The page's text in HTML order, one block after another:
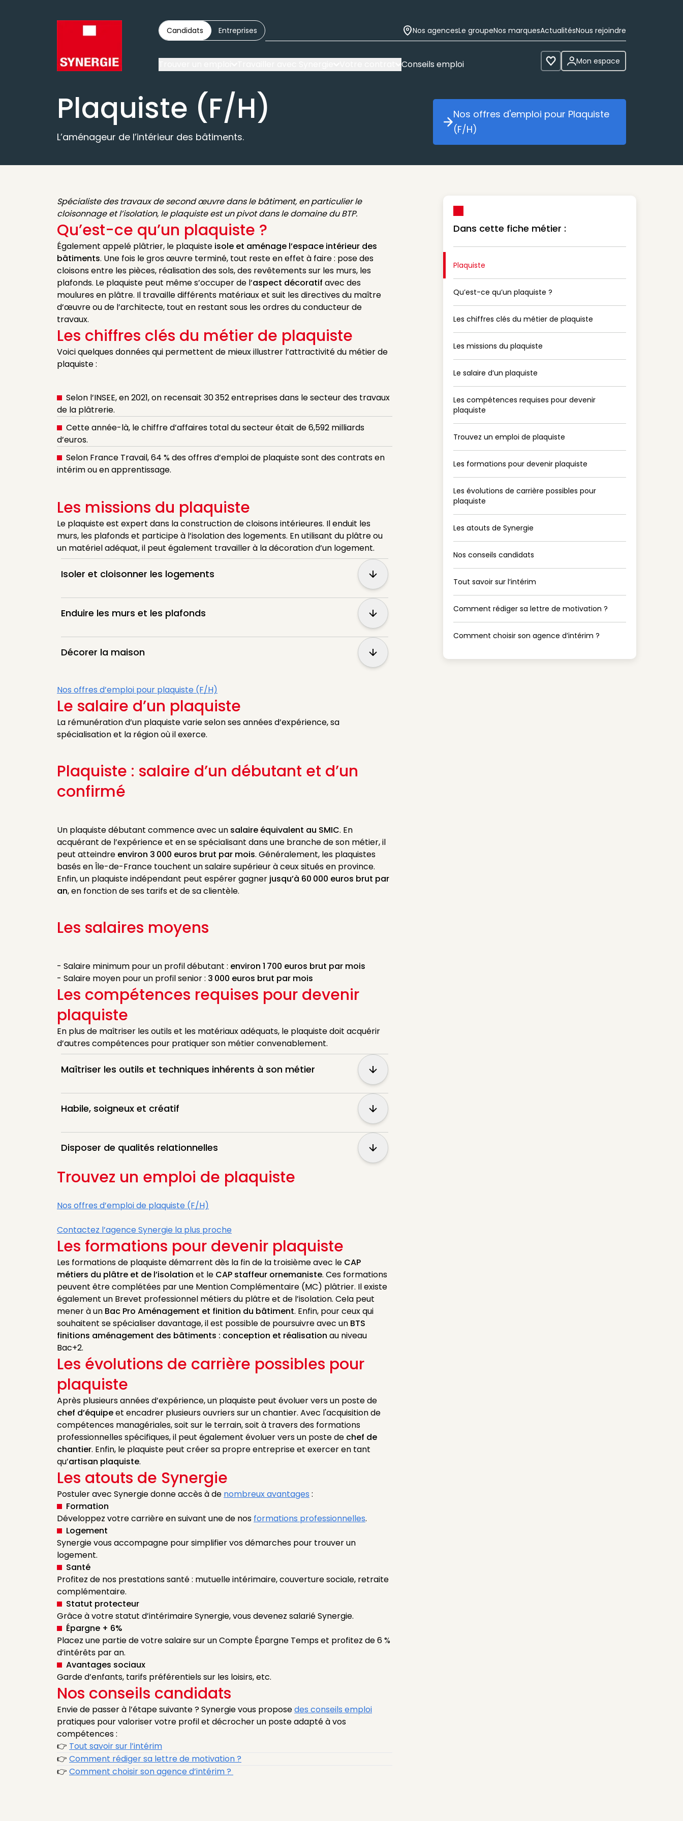
Candidats Entreprises Nos agencesLe groupeNos marquesActualitésNous rejoindre
Conseils emploi Voir les favoris
Mon espace
Plaquiste (F/H)
L’aménageur de l’intérieur des bâtiments.
Nos offres d'emploi pour Plaquiste
(F/H)
Spécialiste des travaux de second œuvre dans le bâtiment, en particulier le
cloisonnage et l’isolation, le plaquiste est un pivot dans le domaine du BTP.
Qu’est-ce qu’un plaquiste ?
Également appelé plâtrier, le plaquiste isole et aménage l’espace intérieur des
bâtiments. Une fois le gros œuvre terminé, tout reste en effet à faire : pose des
cloisons entre les pièces, réalisation des sols, des revêtements sur les murs, les
plafonds. Le plaquiste peut même s’occuper de l’aspect décoratif avec des
moulures en plâtre. Il travaille différents matériaux et suit les directives du maître
d’œuvre ou de l’architecte, tout en restant sous les ordres du conducteur de
travaux.
Les chiffres clés du métier de plaquiste
Voici quelques données qui permettent de mieux illustrer l’attractivité du métier de
plaquiste :
Selon l’INSEE, en 2021, on recensait 30 352 entreprises dans le secteur des travaux
de la plâtrerie.
Cette année-là, le chiffre d’affaires total du secteur était de 6,592 milliards
d’euros.
Selon France Travail, 64 % des offres d’emploi de plaquiste sont des contrats en
intérim ou en apprentissage.
Les missions du plaquiste
Le plaquiste est expert dans la construction de cloisons intérieures. Il enduit les
murs, les plafonds et participe à l’isolation des logements. En utilisant du plâtre ou
un matériel adéquat, il peut également travailler à la décoration d’un logement.
Isoler et cloisonner les logements Show more
Enduire les murs et les plafonds Show more
Décorer la maison Show more
Nos offres d’emploi pour plaquiste (F/H)
Le salaire d’un plaquiste
La rémunération d’un plaquiste varie selon ses années d’expérience, sa
spécialisation et la région où il exerce.
Plaquiste : salaire d’un débutant et d’un
confirmé
Un plaquiste débutant commence avec un salaire équivalent au SMIC. En
acquérant de l’expérience et en se spécialisant dans une branche de son métier, il
peut atteindre environ 3 000 euros brut par mois. Généralement, les plaquistes
basés en Île-de-France touchent un salaire supérieur à ceux situés en province.
Enfin, un plaquiste indépendant peut espérer gagner jusqu’à 60 000 euros brut par
an, en fonction de ses tarifs et de sa clientèle.
Les salaires moyens
- Salaire minimum pour un profil débutant : environ 1 700 euros brut par mois
- Salaire moyen pour un profil senior : 3 000 euros brut par mois
Les compétences requises pour devenir
plaquiste
En plus de maîtriser les outils et les matériaux adéquats, le plaquiste doit acquérir
d’autres compétences pour pratiquer son métier convenablement.
Maîtriser les outils et techniques inhérents à son métier Show more
Habile, soigneux et créatif Show more
Disposer de qualités relationnelles Show more
Trouvez un emploi de plaquiste
Nos offres d’emploi de plaquiste (F/H)
Contactez l’agence Synergie la plus proche
Les formations pour devenir plaquiste
Les formations de plaquiste démarrent dès la fin de la troisième avec le CAP
métiers du plâtre et de l’isolation et le CAP staffeur ornemaniste. Ces formations
peuvent être complétées par une Mention Complémentaire (MC) plâtrier. Il existe
également un Brevet professionnel métiers du plâtre et de l’isolation. Cela peut
mener à un Bac Pro Aménagement et finition du bâtiment. Enfin, pour ceux qui
souhaitent se spécialiser davantage, il est possible de poursuivre avec un BTS
finitions aménagement des bâtiments : conception et réalisation au niveau
Bac+2.
Les évolutions de carrière possibles pour
plaquiste
Après plusieurs années d’expérience, un plaquiste peut évoluer vers un poste de
chef d’équipeet encadrer plusieurs ouvriers sur un chantier. Avec l'acquisition de
compétences managériales, soit sur le terrain, soit à travers des formations
professionnelles spécifiques, il peut également évoluer vers un poste de chef de
chantier. Enfin, le plaquiste peut créer sa propre entreprise et exercer en tant
qu’artisan plaquiste.
Les atouts de Synergie
Postuler avec Synergie donne accès à de nombreux avantages :
Formation
Développez votre carrière en suivant une de nos formations professionnelles.
Logement
Synergie vous accompagne pour simplifier vos démarches pour trouver un
logement.
Santé
Profitez de nos prestations santé : mutuelle intérimaire, couverture sociale, retraite
complémentaire.
Statut protecteur
Grâce à votre statut d’intérimaire Synergie, vous devenez salarié Synergie.
Épargne + 6%
Placez une partie de votre salaire sur un Compte Épargne Temps et profitez de 6 %
d’intérêts par an.
Avantages sociaux
Garde d’enfants, tarifs préférentiels sur les loisirs, etc.
Nos conseils candidats
Envie de passer à l’étape suivante ? Synergie vous proposedes conseils emploi
pratiques pour valoriser votre profil et décrocher un poste adapté à vos
compétences :
👉 Tout savoir sur l’intérim
👉 Comment rédiger sa lettre de motivation ?
👉 Comment choisir son agence d’intérim ?
Dans cette fiche métier :
Plaquiste
Qu’est-ce qu’un plaquiste ?
Les chiffres clés du métier de plaquiste
Les missions du plaquiste
Le salaire d’un plaquiste
Les compétences requises pour devenir
plaquiste
Trouvez un emploi de plaquiste
Les formations pour devenir plaquiste
Les évolutions de carrière possibles pour
plaquiste
Les atouts de Synergie
Nos conseils candidats
Tout savoir sur l’intérim
Comment rédiger sa lettre de motivation ?
Comment choisir son agence d’intérim ?